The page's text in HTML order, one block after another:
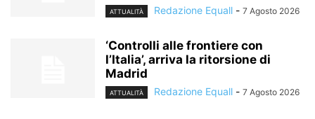
ATTUALITÀ Redazione Equall - 7 Agosto 2026
‘Controlli alle frontiere con
l’Italia’, arriva la ritorsione di
Madrid
ATTUALITÀ Redazione Equall - 7 Agosto 2026